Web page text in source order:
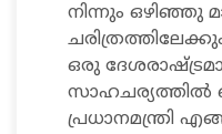
നിന്നും ഒഴിഞ്ഞു
ഒരു
സാഹചര്യത്തിൽ
പ്രധാനമന്ത്രി